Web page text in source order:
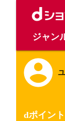
dポイン
ジャン